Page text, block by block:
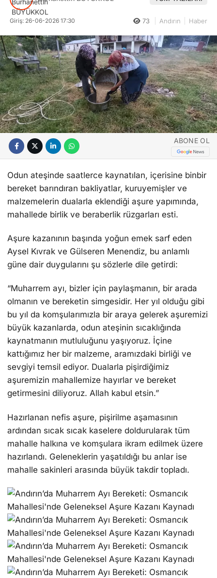
Giriş: 26-06-2026 17:30 73 Andırın Haber
ABONE OL
Odun ateşinde saatlerce kaynatılan, içerisine binbir
bereket barındıran bakliyatlar, kuruyemişler ve
malzemelerin dualarla eklendiği aşure yapımında,
mahallede birlik ve beraberlik rüzgarları esti.
Aşure kazanının başında yoğun emek sarf eden
Aysel Kıvrak ve Gülseren Menendiz, bu anlamlı
güne dair duygularını şu sözlerle dile getirdi:
“Muharrem ayı, bizler için paylaşmanın, bir arada
olmanın ve bereketin simgesidir. Her yıl olduğu gibi
bu yıl da komşularımızla bir araya gelerek aşuremizi
büyük kazanlarda, odun ateşinin sıcaklığında
kaynatmanın mutluluğunu yaşıyoruz. İçine
kattığımız her bir malzeme, aramızdaki birliği ve
sevgiyi temsil ediyor. Dualarla pişirdiğimiz
aşuremizin mahallemize hayırlar ve bereket
getirmesini diliyoruz. Allah kabul etsin.”
Hazırlanan nefis aşure, pişirilme aşamasının
ardından sıcak sıcak kaselere doldurularak tüm
mahalle halkına ve komşulara ikram edilmek üzere
hazırlandı. Geleneklerin yaşatıldığı bu anlar ise
mahalle sakinleri arasında büyük takdir topladı.